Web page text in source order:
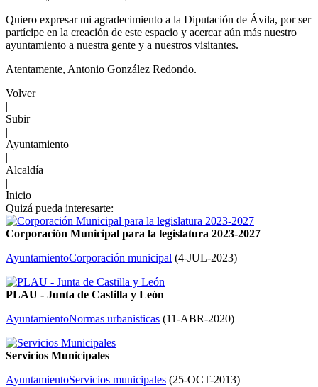
Quiero expresar mi agradecimiento a la Diputación de Ávila, por ser
partícipe en la creación de este espacio y acercar aún más nuestro
ayuntamiento a nuestra gente y a nuestros visitantes.
Atentamente, Antonio González Redondo.
Volver
|
Subir
|
Ayuntamiento
|
Alcaldía
|
Inicio
Quizá pueda interesarte:
Corporación Municipal para la legislatura 2023-2027
AyuntamientoCorporación municipal (4-JUL-2023)
PLAU - Junta de Castilla y León
AyuntamientoNormas urbanisticas (11-ABR-2020)
Servicios Municipales
AyuntamientoServicios municipales (25-OCT-2013)